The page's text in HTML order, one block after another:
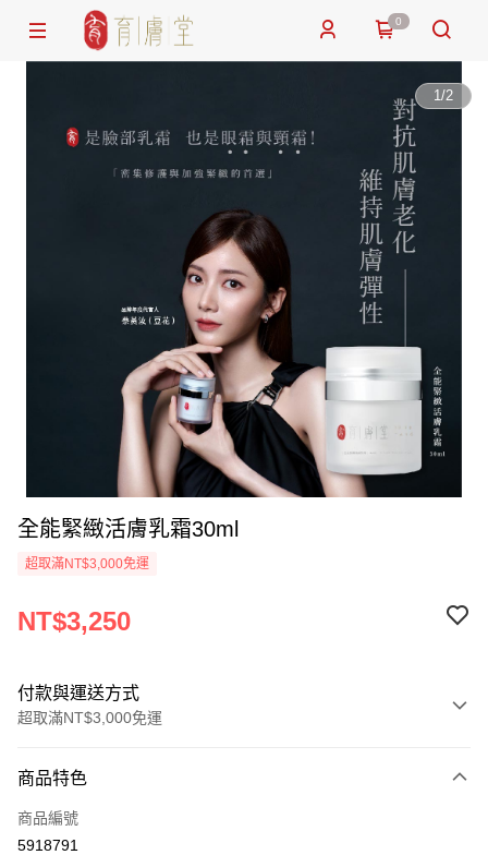
0
1/2
全能緊緻活膚乳霜30ml
超取滿NT$3,000免運
NT$3,250
付款與運送方式
超取滿NT$3,000免運
信用卡一次付款
超商取貨付款
商品特色
商品編號
5918791